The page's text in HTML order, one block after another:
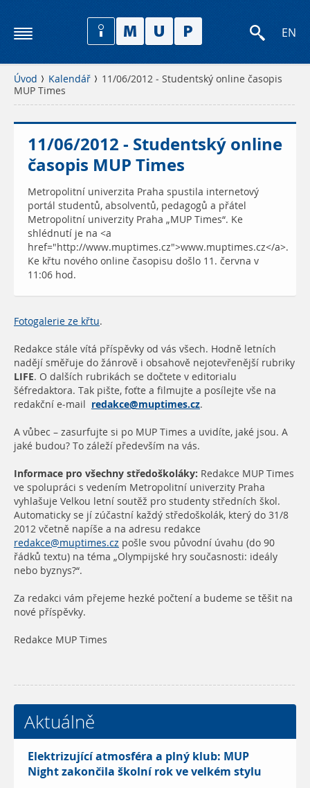
EN
Úvod Kalendář
11/06/2012 - Studentský online časopis
MUP Times
11/06/2012 - Studentský online
časopis MUP Times
Metropolitní univerzita Praha spustila internetový
portál studentů, absolventů, pedagogů a přátel
Metropolitní univerzity Praha „MUP Times“. Ke
shlédnutí je na <a
href="http://www.muptimes.cz">www.muptimes.cz</a>.
Ke křtu nového online časopisu došlo 11. června v
11:06 hod.
Fotogalerie ze křtu.
Redakce stále vítá příspěvky od vás všech. Hodně letních
nadějí směřuje do žánrově i obsahově nejotevřenější rubriky
LIFE. O dalších rubrikách se dočtete v editorialu
šéfredaktora. Tak pište, foťte a filmujte a posílejte vše na
redakční e-mail redakce@muptimes.cz.
A vůbec – zasurfujte si po MUP Times a uvidíte, jaké jsou. A
jaké budou? To záleží především na vás.
Informace pro všechny středoškoláky: Redakce MUP Times
ve spolupráci s vedením Metropolitní univerzity Praha
vyhlašuje Velkou letní soutěž pro studenty středních škol.
Automaticky se jí zúčastní každý středoškolák, který do 31/8
2012 včetně napíše a na adresu redakce
redakce@muptimes.cz pošle svou původní úvahu (do 90
řádků textu) na téma „Olympijské hry současnosti: ideály
nebo byznys?“.
Za redakci vám přejeme hezké počtení a budeme se těšit na
nové příspěvky.
Redakce MUP Times
Aktuálně
Elektrizující atmosféra a plný klub: MUP
Night zakončila školní rok ve velkém stylu